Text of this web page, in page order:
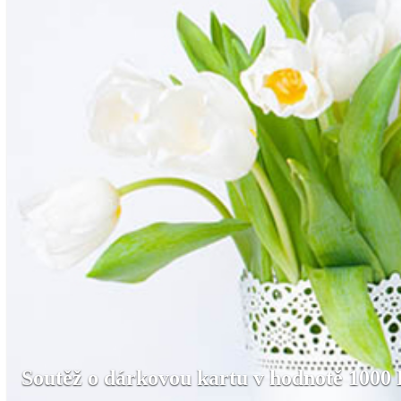
Soutěž o dárkovou kartu v hodnotě 1000